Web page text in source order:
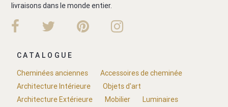
livraisons dans le monde entier.
CATALOGUE
Cheminées anciennes
Accessoires de cheminée
Architecture Intérieure
Objets d'art
Architecture Extérieure
Mobilier
Luminaires